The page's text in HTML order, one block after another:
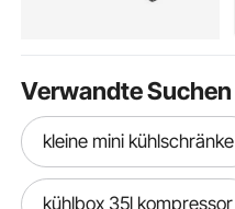
Verwandte Suchen
kleine mini kühlschränke
kühlbox 35l kompressor